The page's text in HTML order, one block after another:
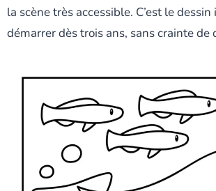
la scène très accessible. C’est le
démarrer dès trois ans, sans crainte de